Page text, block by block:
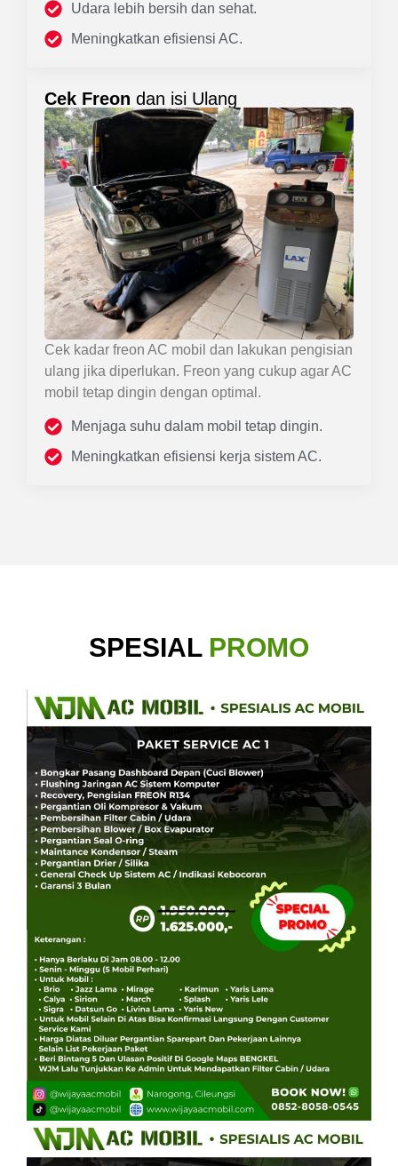
Udara lebih bersih dan sehat.
Meningkatkan efisiensi AC.
Cek Freon dan isi Ulang
Cek kadar freon AC mobil dan lakukan pengisian
ulang jika diperlukan. Freon yang cukup agar AC
mobil tetap dingin dengan optimal.
Menjaga suhu dalam mobil tetap dingin.
Meningkatkan efisiensi kerja sistem AC.
SPESIAL PROMO